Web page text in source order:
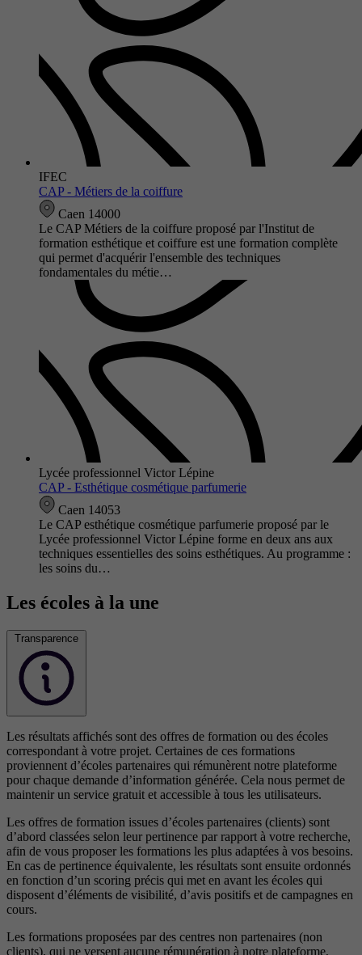
IFEC
CAP - Métiers de la coiffure
Caen 14000
Le CAP Métiers de la coiffure proposé par l'Institut de
formation esthétique et coiffure est une formation complète
qui permet d'acquérir l'ensemble des techniques
fondamentales du métie…
Lycée professionnel Victor Lépine
CAP - Esthétique cosmétique parfumerie
Caen 14053
Le CAP esthétique cosmétique parfumerie proposé par le
Lycée professionnel Victor Lépine forme en deux ans aux
techniques essentielles des soins esthétiques. Au programme :
les soins du…
Les écoles à la une
Transparence
Les résultats affichés sont des offres de formation ou des écoles
correspondant à votre projet. Certaines de ces formations
proviennent d’écoles partenaires qui rémunèrent notre plateforme
pour chaque demande d’information générée. Cela nous permet de
maintenir un service gratuit et accessible à tous les utilisateurs.
Les offres de formation issues d’écoles partenaires (clients) sont
d’abord classées selon leur pertinence par rapport à votre recherche,
afin de vous proposer les formations les plus adaptées à vos besoins.
En cas de pertinence équivalente, les résultats sont ensuite ordonnés
en fonction d’un scoring précis qui met en avant les écoles qui
disposent d’éléments de visibilité, d’avis positifs et de campagnes en
cours.
Les formations proposées par des centres non partenaires (non
clients), qui ne versent aucune rémunération à notre plateforme,